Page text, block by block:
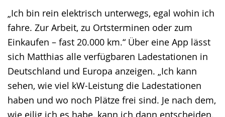
„Ich bin rein elektrisch unterwegs, egal wohin ich
fahre. Zur Arbeit, zu Ortsterminen oder zum
Einkaufen – fast 20.000 km.“ Über eine App lässt
sich Matthias alle verfügbaren Ladestationen in
Deutschland und Europa anzeigen. „Ich kann
sehen, wie viel kW-Leistung die Ladestationen
haben und wo noch Plätze frei sind. Je nach dem,